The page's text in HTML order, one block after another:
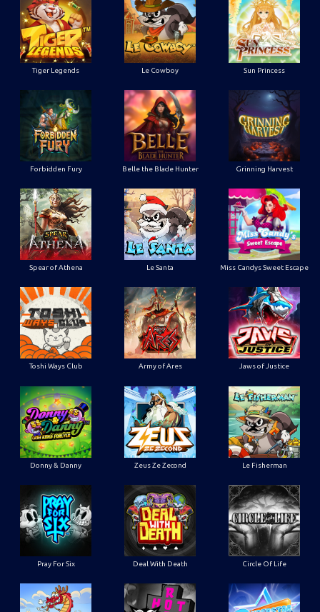
Tiger Legends Le Cowboy Sun Princess
Forbidden Fury Belle the Blade Hunter Grinning Harvest
Spear of Athena Le Santa Miss Candys Sweet Escape
Toshi Ways Club Army of Ares Jaws of Justice
Donny & Danny Zeus Ze Zecond Le Fisherman
Pray For Six Deal With Death Circle Of Life